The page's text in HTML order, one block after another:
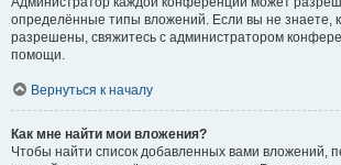
определённые типы вложений. Если вы не знаете,
разрешены, свяжитесь с администратором
помощи.
Вернуться к началу
Как мне найти мои вложения?
Чтобы найти список добавленных вами вложений,